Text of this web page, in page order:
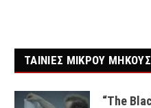
ΤΑΙΝΙΕΣ ΜΙΚΡΟΥ ΜΗΚΟΥΣ
“The